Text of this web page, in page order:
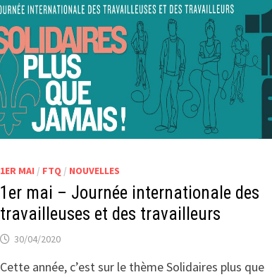
1ER MAI / FTQ / NOUVELLES
1er mai – Journée internationale des
travailleuses et des travailleurs
30/04/2020
Cette année, c’est sur le thème Solidaires plus que